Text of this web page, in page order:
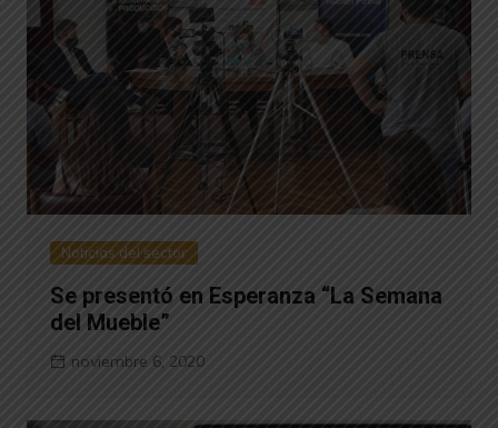
Noticias del sector
Se presentó en Esperanza “La Semana
del Mueble”
noviembre 6, 2020